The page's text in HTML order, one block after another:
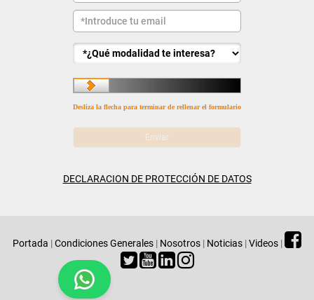
Desliza la flecha para terminar de rellenar el formulario
DECLARACION DE PROTECCIÓN DE DATOS
Portada |Condiciones Generales | Nosotros | Noticias |Videos |